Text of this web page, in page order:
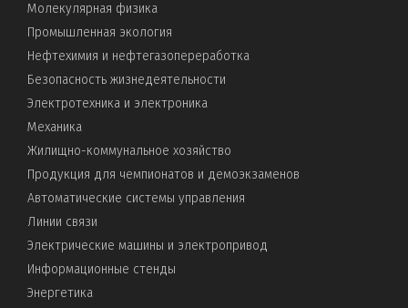
Молекулярная физика
Промышленная экология
Нефтехимия и нефтегазопереработка
Безопасность жизнедеятельности
Электротехника и электроника
Механика
Жилищно-коммунальное хозяйство
Продукция для чемпионатов и демоэкзаменов
Автоматические системы управления
Линии связи
Электрические машины и электропривод
Информационные стенды
Энергетика